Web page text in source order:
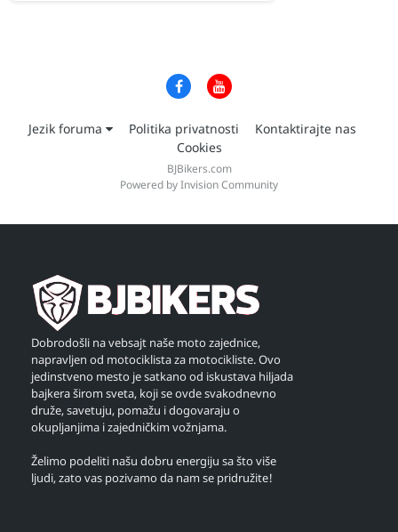
Jezik foruma Politika privatnosti
Kontaktirajte nas
Cookies
BJBikers.com
Powered by Invision Community
Dobrodošli na vebsajt naše moto zajednice,
napravljen od motociklista za motocikliste. Ovo
jedinstveno mesto je satkano od iskustava hiljada
bajkera širom sveta, koji se ovde svakodnevno
druže, savetuju, pomažu i dogovaraju o
okupljanjima i zajedničkim vožnjama.
Želimo podeliti našu dobru energiju sa što više
ljudi, zato vas pozivamo da nam se pridružite!